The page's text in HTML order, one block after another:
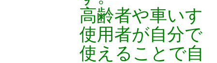
高齢者や車いす
使用者が自分で
使えることで自